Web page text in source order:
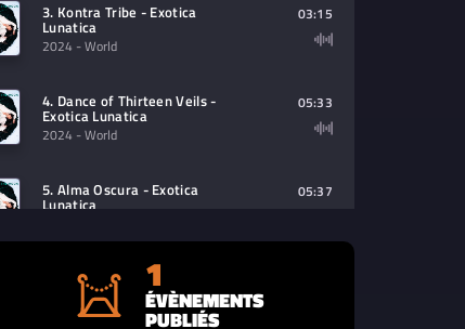
3. Kontra Tribe - Exotica
Lunatica
2024 - World
03:15
4. Dance of Thirteen Veils -
Exotica Lunatica
2024 - World
05:33
5. Alma Oscura - Exotica
Lunatica
05:37
6. Kontra Tribe (Live Session) -
Exotica Lunatica
- World
1
ÉVÈNEMENTS
PUBLIÉS